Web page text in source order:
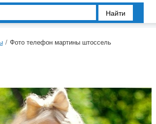
Найти
/ Фото телефон мартины штоссель